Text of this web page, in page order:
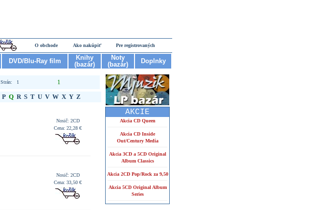
O obchode Ako nakúpiť Pre registrovaných
DVD/Blu-Ray film
Knihy
(bazár)
Noty
(bazár)
Doplnky
Strán: 1
1
P Q R S T U V W X Y Z
Nosič: 2CD
Cena: 22,28 €
Nosič: 2CD
Cena: 33,50 €
AKCIE
Akcia CD Queen
Akcia CD Inside
Out/Century Media
Akcia 3CD a 5CD Original
Album Classics
Akcia 2CD Pop/Rock za 9,50
Akcia 5CD Original Album
Series